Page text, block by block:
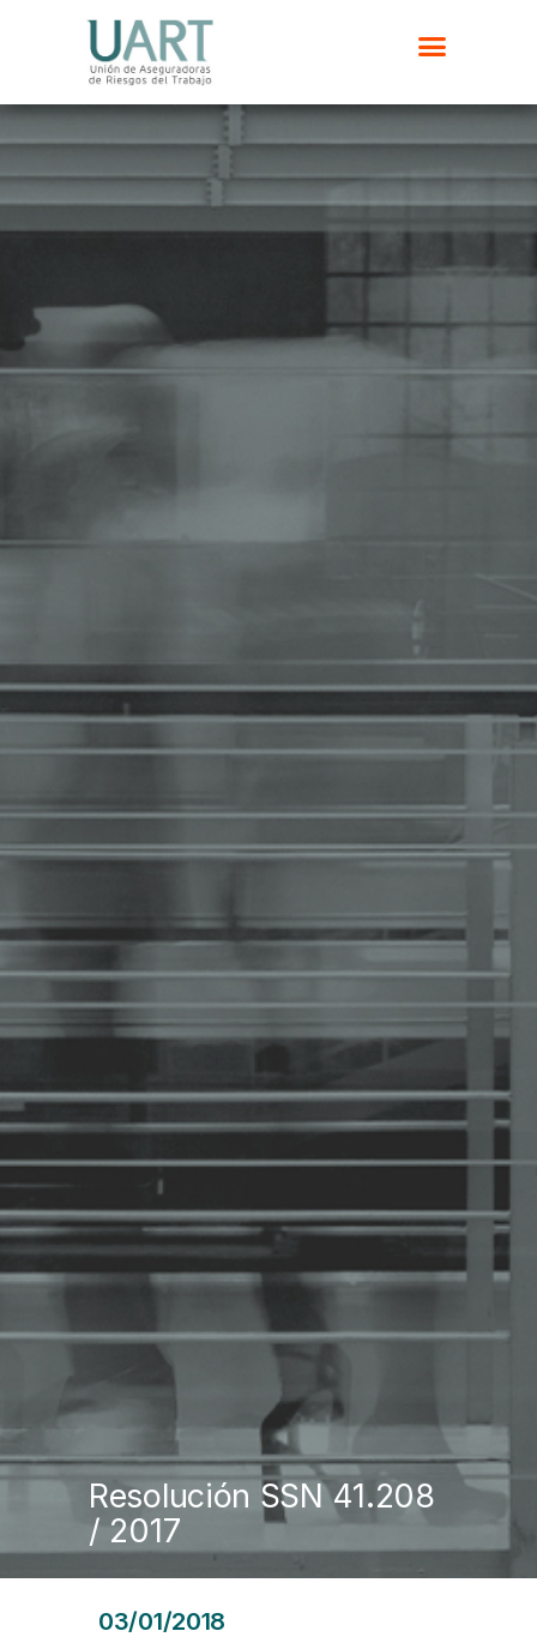
Resolución SSN 41.208
/ 2017
03/01/2018